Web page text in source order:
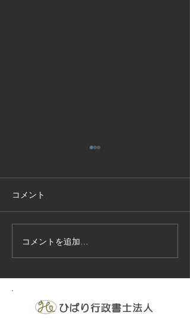
技能実習生１２名入国-フ
ィリピン、ベトナム
コメント
コメントを追加…